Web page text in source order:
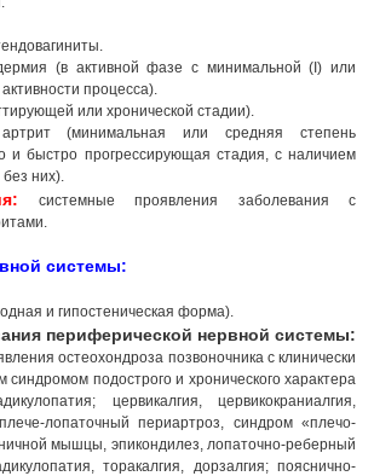
(в активной фазе с минимальной (I) или
процесса).
или хронической стадии).
(минимальная или средняя степень
и быстро прогрессирующая стадия, с наличием
них).
системные проявления заболевания с
системы:
и гипостеническая форма).
периферической нервной системы:
остеохондроза позвоночника с клинически
подострого и хронического характера
цервикалгия, цервикокраниалгия,
лопаточный периартроз, синдром «плечо-
мышцы, эпикондилез, лопаточно-реберный
торакалгия, дорзалгия; пояснично-